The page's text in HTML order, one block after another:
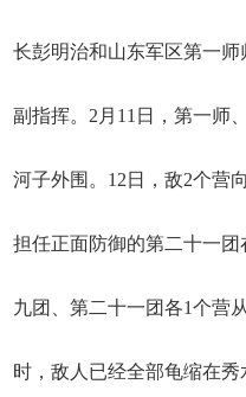
长彭明治和山东军区第一
副指挥。2月11日，第一师
河子外围。12日，敌2个营
担任正面防御的第二十一
九团、第二十一团各1个营
时，敌人已经全部龟缩在秀